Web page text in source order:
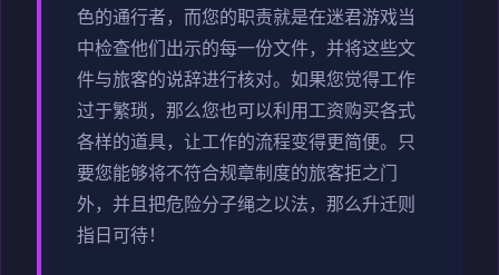
色的通行者，而您的职责就是在迷君游戏当
中检查他们出示的每一份文件，并将这些文
件与旅客的说辞进行核对。如果您觉得工作
过于繁琐，那么您也可以利用工资购买各式
各样的道具，让工作的流程变得更简便。只
要您能够将不符合规章制度的旅客拒之门
外，并且把危险分子绳之以法，那么升迁则
指日可待！